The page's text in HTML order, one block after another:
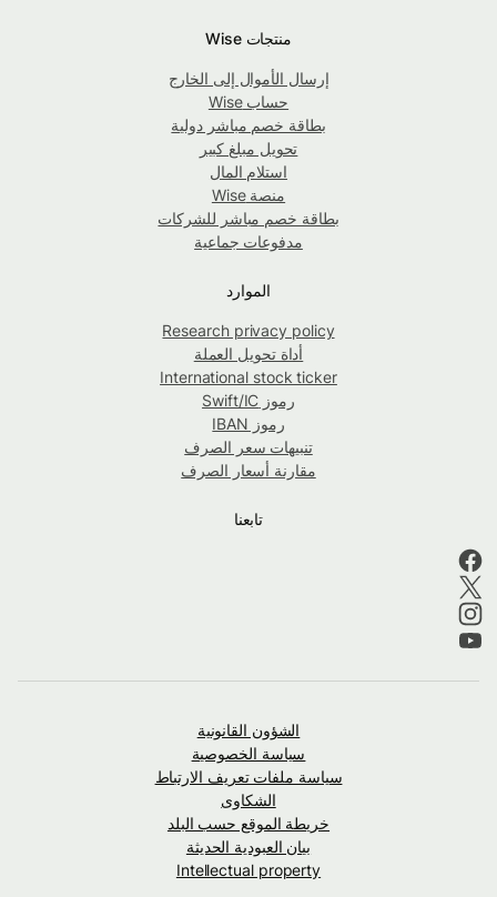
منتجات Wise
إرسال الأموال إلى الخارج
حساب Wise
بطاقة خصم مباشر دولية
تحويل مبلغ كبير
استلام المال
منصة Wise
بطاقة خصم مباشر للشركات
مدفوعات جماعية
الموارد
Research privacy policy
أداة تحويل العملة
International stock ticker
رموز Swift/IC
رموز IBAN
تنبيهات سعر الصرف
مقارنة أسعار الصرف
تابعنا
الشؤون القانونية
سياسة الخصوصية
سياسة ملفات تعريف الارتباط
الشكاوى
خريطة الموقع حسب البلد
بيان العبودية الحديثة
Intellectual property